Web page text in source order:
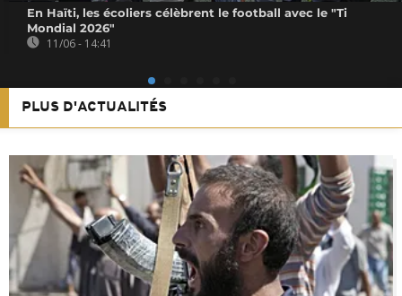
En Haïti, les écoliers célèbrent le football avec le "Ti
Mondial 2026"
11/06 - 14:41
PLUS D'ACTUALITÉS